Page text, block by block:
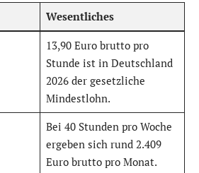
Wesentliches
13,90 Euro brutto pro
Stunde ist in Deutschland
2026 der gesetzliche
Mindestlohn.
Bei 40 Stunden pro Woche
ergeben sich rund 2.409
Euro brutto pro Monat.